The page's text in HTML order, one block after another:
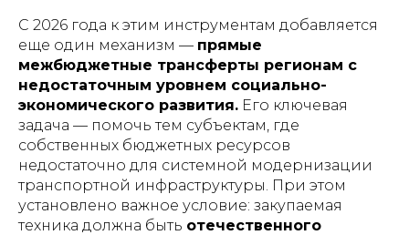
С 2026 года к этим инструментам добавляется
еще один механизм — прямые
межбюджетные трансферты регионам с
недостаточным уровнем социально-
экономического развития. Его ключевая
задача — помочь тем субъектам, где
собственных бюджетных ресурсов
недостаточно для системной модернизации
транспортной инфраструктуры. При этом
установлено важное условие: закупаемая
техника должна быть отечественного